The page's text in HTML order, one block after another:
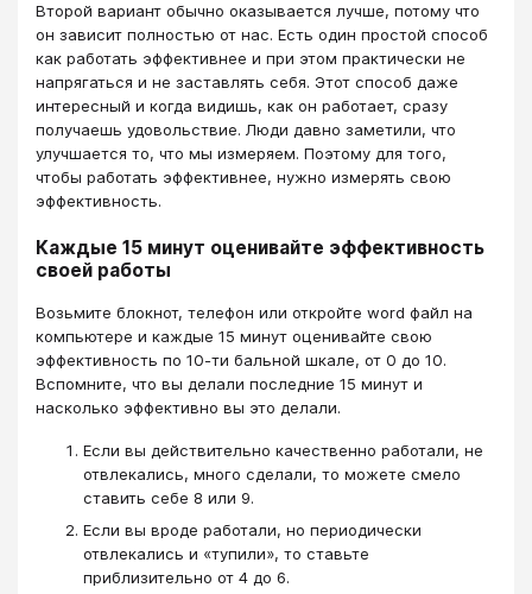
Второй вариант обычно оказывается лучше, потому что
он зависит полностью от нас. Есть один простой способ
как работать эффективнее и при этом практически не
напрягаться и не заставлять себя. Этот способ даже
интересный и когда видишь, как он работает, сразу
получаешь удовольствие. Люди давно заметили, что
улучшается то, что мы измеряем. Поэтому для того,
чтобы работать эффективнее, нужно измерять свою
эффективность.
Каждые 15 минут оценивайте эффективность
своей работы
Возьмите блокнот, телефон или откройте word файл на
компьютере и каждые 15 минут оценивайте свою
эффективность по 10-ти бальной шкале, от 0 до 10.
Вспомните, что вы делали последние 15 минут и
насколько эффективно вы это делали.
Если вы действительно качественно работали, не
отвлекались, много сделали, то можете смело
ставить себе 8 или 9.
Если вы вроде работали, но периодически
отвлекались и «тупили», то ставьте
приблизительно от 4 до 6.